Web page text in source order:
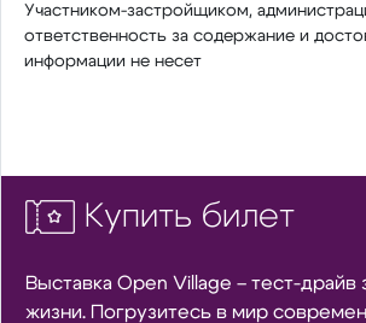
Участником-застройщиком,
ответственность за содержание и
информации не несет
Купить билет
Выставка Open Village – тест-драйв
жизни. Погрузитесь в мир